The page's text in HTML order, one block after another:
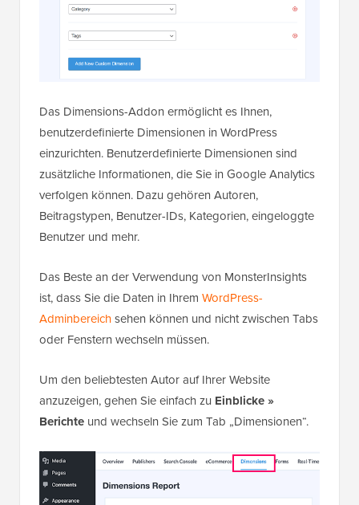
Das Dimensions-Addon ermöglicht es Ihnen,
benutzerdefinierte Dimensionen in WordPress
einzurichten. Benutzerdefinierte Dimensionen sind
zusätzliche Informationen, die Sie in Google Analytics
verfolgen können. Dazu gehören Autoren,
Beitragstypen, Benutzer-IDs, Kategorien, eingeloggte
Benutzer und mehr.
Das Beste an der Verwendung von MonsterInsights
ist, dass Sie die Daten in Ihrem WordPress-
Adminbereichsehen können und nicht zwischen Tabs
oder Fenstern wechseln müssen.
Um den beliebtesten Autor auf Ihrer Website
anzuzeigen, gehen Sie einfach zu Einblicke »
Berichte und wechseln Sie zum Tab „Dimensionen“.